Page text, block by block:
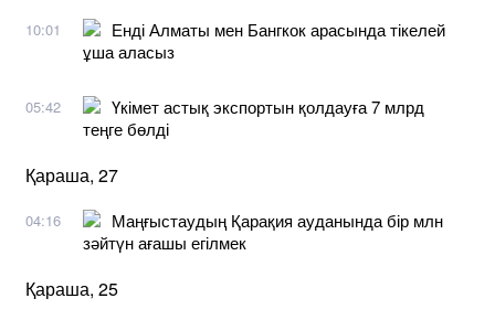
10:01
Енді Алматы мен Бангкок арасында тікелей
ұша аласыз
05:42
Үкімет астық экспортын қолдауға 7 млрд
теңге бөлді
Қараша, 27
04:16
Маңғыстаудың Қарақия ауданында бір млн
зәйтүн ағашы егілмек
Қараша, 25